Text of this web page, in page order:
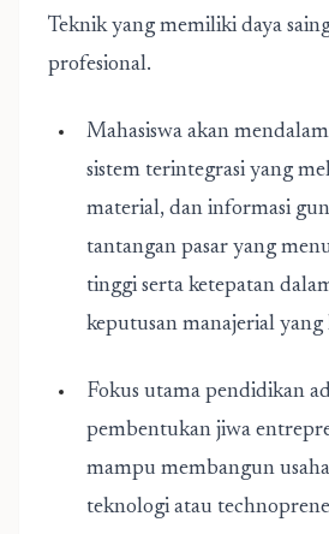
Teknik yang memiliki daya
profesional.
Mahasiswa akan
sistem terintegrasi yang
material, dan informasi
tantangan pasar yang
tinggi serta ketepatan
keputusan manajerial yang
Fokus utama pendidikan
pembentukan jiwa
mampu membangun
teknologi atau